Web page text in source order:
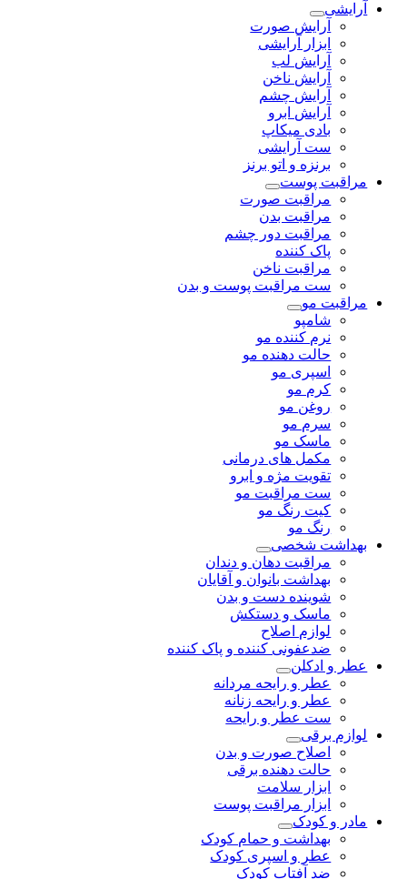
آرایشی
آرایش صورت
ابزار آرایشی
آرایش لب
آرایش ناخن
آرایش چشم
آرایش ابرو
بادی میکاپ
ست آرایشی
برنزه و اتو برنز
مراقبت پوست
مراقبت صورت
مراقبت بدن
مراقبت دور چشم
پاک کننده
مراقبت ناخن
ست مراقبت پوست و بدن
مراقبت مو
شامپو
نرم کننده مو
حالت دهنده مو
اسپری مو
کرم مو
روغن مو
سرم مو
ماسک مو
مکمل های درمانی
تقویت مژه و ابرو
ست مراقبت مو
کیت رنگ مو
رنگ مو
بهداشت شخصی
مراقبت دهان و دندان
بهداشت بانوان و آقایان
شوینده دست و بدن
ماسک و دستکش
لوازم اصلاح
ضدعفونی کننده و پاک کننده
عطر و ادکلن
عطر و رایحه مردانه
عطر و رایحه زنانه
ست عطر و رایحه
لوازم برقی
اصلاح صورت و بدن
حالت دهنده برقی
ابزار سلامت
ابزار مراقبت پوست
مادر و کودک
بهداشت و حمام کودک
عطر و اسپری کودک
ضد آفتاب کودک